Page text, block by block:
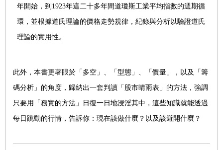
年開始，到1923年這二十多年間道瓊斯工業平均指數的週期循
環，並根據道氏理論的價格走勢規律，紀錄與分析以驗證道氏
理論的實用性。
此外，本書更著眼於「多空」、「型態」、「價量」，以及「籌
碼分析」的角度，歸納出一套判讀「股市晴雨表」的方法，強調
只要用「務實的方法」日復一日地浸淫其中，這些知識就能透過
每日跳動的行情，告訴你：現在該做什麼？以及該避開什麼？